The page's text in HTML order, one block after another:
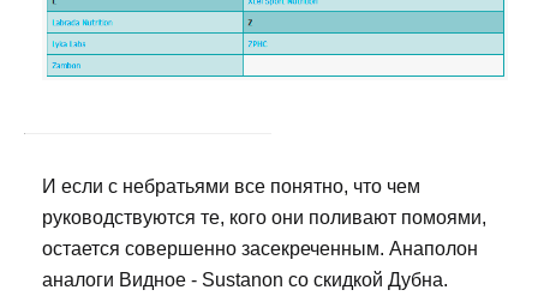
И если с небратьями все понятно, что чем
руководствуются те, кого они поливают помоями,
остается совершенно засекреченным. Анаполон
аналоги Видное - Sustanon со скидкой Дубна.